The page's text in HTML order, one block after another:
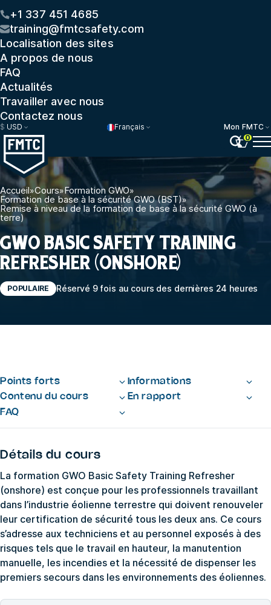
+1 337 451 4685
training@fmtcsafety.com
Localisation des sites
A propos de nous
FAQ
Actualités
Travailler avec nous
Contactez nous
$ USD Français
Mon FMTC
0
Accueil»Cours»Formation GWO»
Formation de base à la sécurité GWO (BST)»
Remise à niveau de la formation de base à la sécurité GWO (à
terre)
GWO BASIC SAFETY TRAINING
REFRESHER (ONSHORE)
POPULAIRE Réservé 9 fois au cours des dernières 24 heures
Points forts
Informations
Contenu du cours
En rapport
FAQ
Détails du cours
La formation GWO Basic Safety Training Refresher
(onshore) est conçue pour les professionnels travaillant
dans l’industrie éolienne terrestre qui doivent renouveler
leur certification de sécurité tous les deux ans. Ce cours
s’adresse aux techniciens et au personnel exposés à des
risques tels que le travail en hauteur, la manutention
manuelle, les incendies et la nécessité de dispenser les
premiers secours dans les environnements des éoliennes.